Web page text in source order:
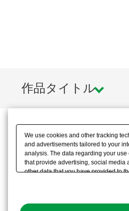
作品タイトル
We use cookies and other tracking
and advertisements tailored to your
analysis. The data regarding your
that provide advertising, social media
other data that you have provided to
the use of all Cookies except for